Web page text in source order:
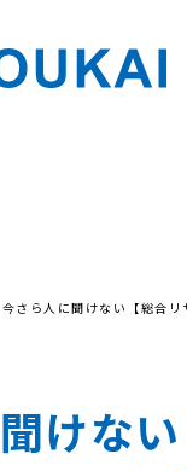
今さら人に聞けない【総合
けな